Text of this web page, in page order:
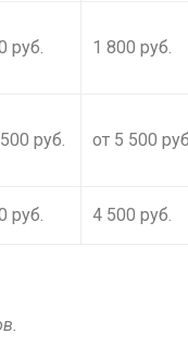
руб. 1 800 руб.
руб. от 5 500
руб. 4 500 руб.